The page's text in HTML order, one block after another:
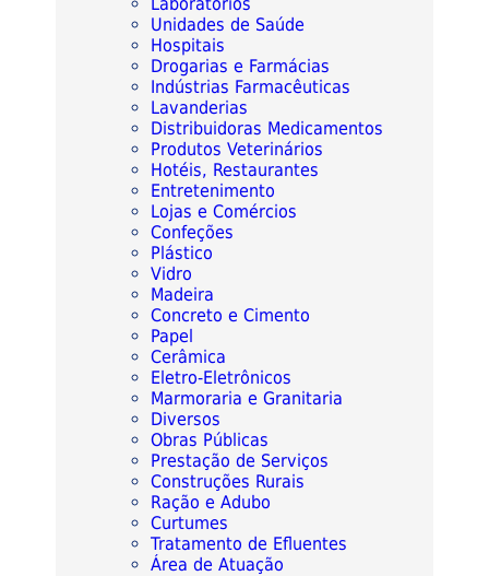
Unidades de Saúde
Hospitais
Drogarias e Farmácias
Indústrias Farmacêuticas
Lavanderias
Distribuidoras Medicamentos
Produtos Veterinários
Hotéis, Restaurantes
Entretenimento
Lojas e Comércios
Confeções
Plástico
Vidro
Madeira
Concreto e Cimento
Papel
Cerâmica
Eletro-Eletrônicos
Marmoraria e Granitaria
Diversos
Obras Públicas
Prestação de Serviços
Construções Rurais
Ração e Adubo
Curtumes
Tratamento de Efluentes
Área de Atuação